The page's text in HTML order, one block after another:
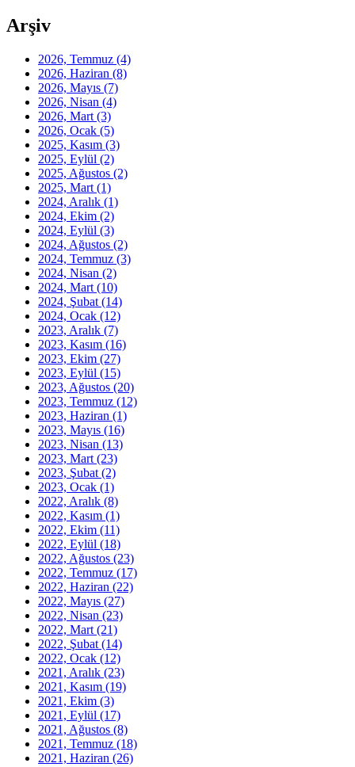
Arşiv
2026, Temmuz (4)
2026, Haziran (8)
2026, Mayıs (7)
2026, Nisan (4)
2026, Mart (3)
2026, Ocak (5)
2025, Kasım (3)
2025, Eylül (2)
2025, Ağustos (2)
2025, Mart (1)
2024, Aralık (1)
2024, Ekim (2)
2024, Eylül (3)
2024, Ağustos (2)
2024, Temmuz (3)
2024, Nisan (2)
2024, Mart (10)
2024, Şubat (14)
2024, Ocak (12)
2023, Aralık (7)
2023, Kasım (16)
2023, Ekim (27)
2023, Eylül (15)
2023, Ağustos (20)
2023, Temmuz (12)
2023, Haziran (1)
2023, Mayıs (16)
2023, Nisan (13)
2023, Mart (23)
2023, Şubat (2)
2023, Ocak (1)
2022, Aralık (8)
2022, Kasım (1)
2022, Ekim (11)
2022, Eylül (18)
2022, Ağustos (23)
2022, Temmuz (17)
2022, Haziran (22)
2022, Mayıs (27)
2022, Nisan (23)
2022, Mart (21)
2022, Şubat (14)
2022, Ocak (12)
2021, Aralık (23)
2021, Kasım (19)
2021, Ekim (3)
2021, Eylül (17)
2021, Ağustos (8)
2021, Temmuz (18)
2021, Haziran (26)